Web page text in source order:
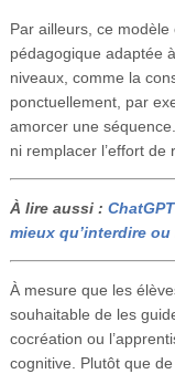
Par ailleurs, ce
pédagogique adaptée
niveaux, comme la
ponctuellement, par
amorcer une
ni remplacer l’effort
À lire aussi :
mieux qu’interdire
À mesure que les
souhaitable de les
cocréation ou
cognitive. Plutôt que de